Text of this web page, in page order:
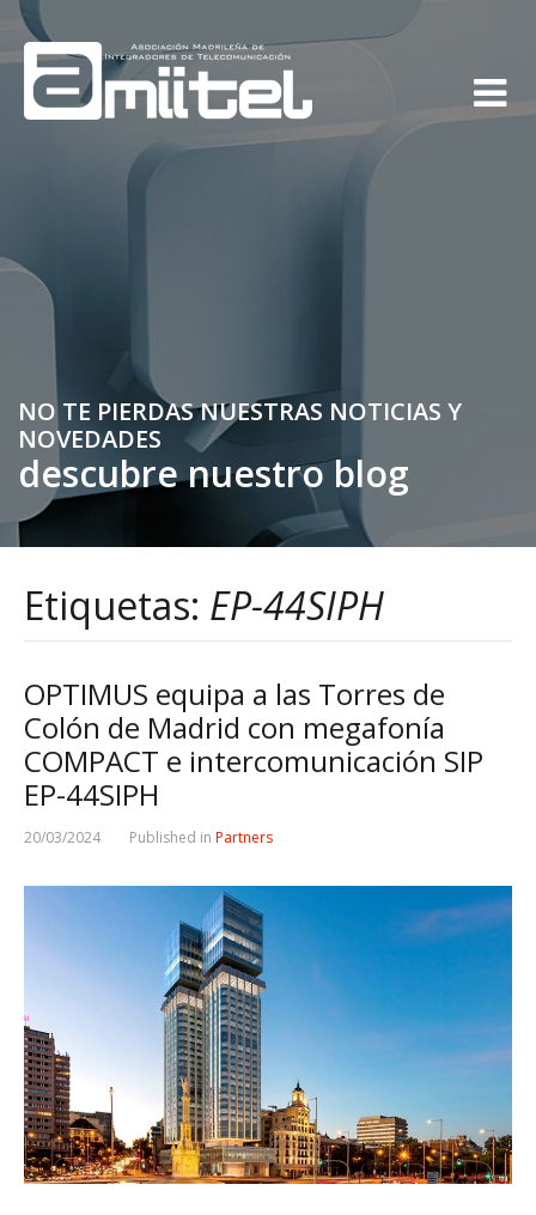
NO TE PIERDAS NUESTRAS NOTICIAS Y
NOVEDADES
descubre nuestro blog
Etiquetas: EP-44SIPH
OPTIMUS equipa a las Torres de
Colón de Madrid con megafonía
COMPACT e intercomunicación SIP
EP-44SIPH
20/03/2024 Published in Partners